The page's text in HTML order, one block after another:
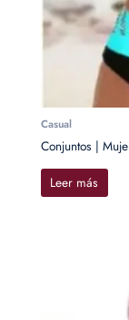
Casual
Conjuntos |
Leer más